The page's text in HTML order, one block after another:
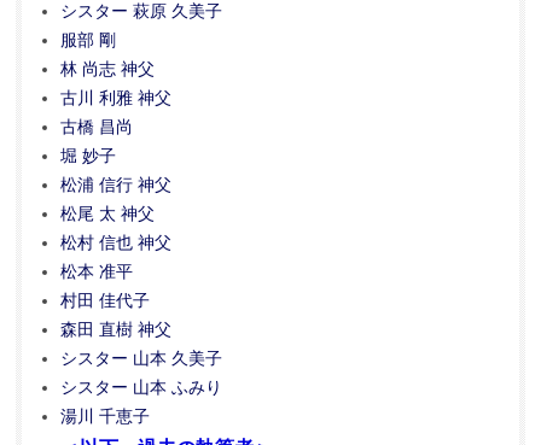
シスター 萩原 久美子
服部 剛
林 尚志 神父
古川 利雅 神父
古橋 昌尚
堀 妙子
松浦 信行 神父
松尾 太 神父
松村 信也 神父
松本 准平
村田 佳代子
森田 直樹 神父
シスター 山本 久美子
シスター 山本 ふみり
湯川 千恵子